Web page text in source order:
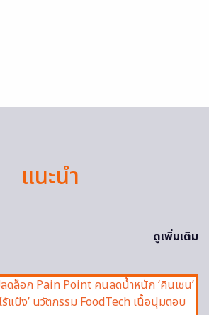
แนะนำ
ดูเพิ่มเติม